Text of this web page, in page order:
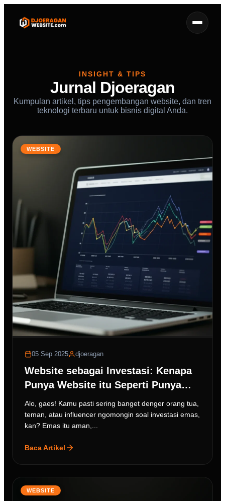
INSIGHT & TIPS
Jurnal Djoeragan
Kumpulan artikel, tips pengembangan website, dan tren
teknologi terbaru untuk bisnis digital Anda.
WEBSITE
05 Sep 2025 djoeragan
Website sebagai Investasi: Kenapa
Punya Website itu Seperti Punya
Emas?
Alo, gaes! Kamu pasti sering banget denger orang tua,
teman, atau influencer ngomongin soal investasi emas,
kan? Emas itu aman,...
Baca Artikel
WEBSITE